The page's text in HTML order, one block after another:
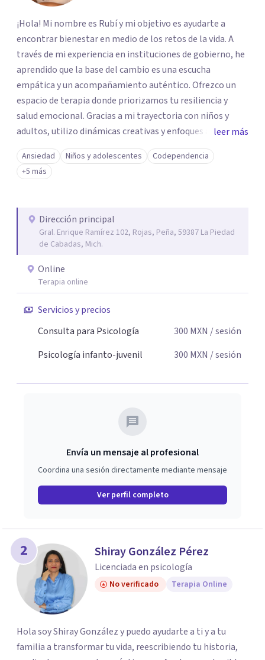
¡Hola! Mi nombre es Rubí y mi objetivo es ayudarte a
encontrar bienestar en medio de los retos de la vida. A
través de mi experiencia en instituciones de gobierno, he
aprendido que la base del cambio es una escucha
empática y un acompañamiento auténtico. ​Ofrezco un
espacio de terapia donde priorizamos tu resiliencia y
salud emocional. Gracias a mi trayectoria con niños y
adultos, utilizo dinámicas creativas y enfoques adaptados
a tus necesidades específicas. Estoy aquí para escucharte
y brindarte las herramientas necesarias para fortalecer
tu paz mental.
leer más
Ansiedad Niños y adolescentes
Codependencia
+5 más
Dirección principal
Gral. Enrique Ramírez 102, Rojas, Peña, 59387 La Piedad
de Cabadas, Mich.
Online
Terapia online
Servicios y precios
Consulta para Psicología
300 MXN / sesión
Psicología infanto-juvenil
300 MXN / sesión
Envía un mensaje al profesional
Coordina una sesión directamente mediante mensaje
Ver perfil completo
2 Shiray González Pérez
Licenciada en psicología
No verificado Terapia Online
Hola soy Shiray González y puedo ayudarte a ti y a tu
familia a transformar tu vida, reescribiendo tu historia,